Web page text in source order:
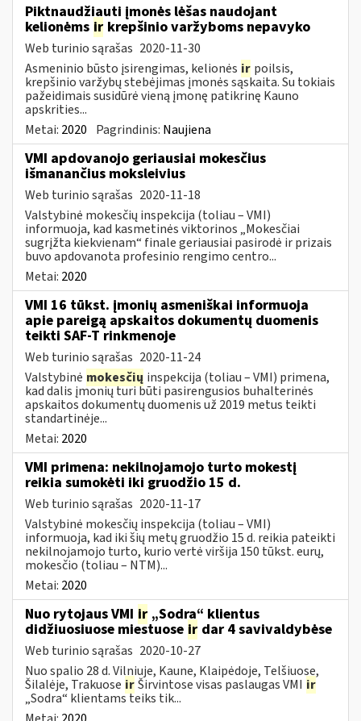
Piktnaudžiauti įmonės lėšas naudojant
kelionėms ir krepšinio varžyboms nepavyko
Web turinio sąrašas 2020-11-30
Asmeninio būsto įsirengimas, kelionės ir poilsis,
krepšinio varžybų stebėjimas įmonės sąskaita. Su tokiais
pažeidimais susidūrė vieną įmonę patikrinę Kauno
apskrities...
Metai: 2020 Pagrindinis: Naujiena
VMI apdovanojo geriausiai mokesčius
išmanančius moksleivius
Web turinio sąrašas 2020-11-18
Valstybinė mokesčių inspekcija (toliau – VMI)
informuoja, kad kasmetinės viktorinos „Mokesčiai
sugrįžta kiekvienam“ finale geriausiai pasirodė ir prizais
buvo apdovanota profesinio rengimo centro...
Metai: 2020
VMI 16 tūkst. įmonių asmeniškai informuoja
apie pareigą apskaitos dokumentų duomenis
teikti SAF-T rinkmenoje
Web turinio sąrašas 2020-11-24
Valstybinė mokesčių inspekcija (toliau – VMI) primena,
kad dalis įmonių turi būti pasirengusios buhalterinės
apskaitos dokumentų duomenis už 2019 metus teikti
standartinėje...
Metai: 2020
VMI primena: nekilnojamojo turto mokestį
reikia sumokėti iki gruodžio 15 d.
Web turinio sąrašas 2020-11-17
Valstybinė mokesčių inspekcija (toliau – VMI)
informuoja, kad iki šių metų gruodžio 15 d. reikia pateikti
nekilnojamojo turto, kurio vertė viršija 150 tūkst. eurų,
mokesčio (toliau – NTM)...
Metai: 2020
Nuo rytojaus VMI ir „Sodra“ klientus
didžiuosiuose miestuose ir dar 4 savivaldybėse
Web turinio sąrašas 2020-10-27
Nuo spalio 28 d. Vilniuje, Kaune, Klaipėdoje, Telšiuose,
Šilalėje, Trakuose irŠirvintose visas paslaugas VMI ir
„Sodra“ klientams teiks tik...